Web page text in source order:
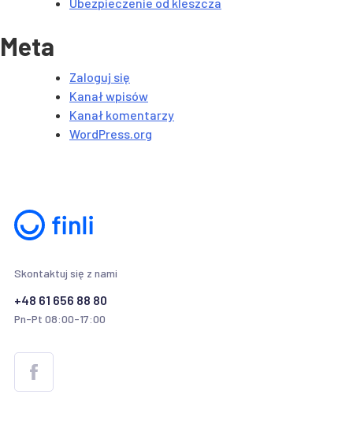
Meta
Zaloguj się
Kanał wpisów
Kanał komentarzy
WordPress.org
Skontaktuj się z nami
+48 61 656 88 80
Pn-Pt 08:00-17:00